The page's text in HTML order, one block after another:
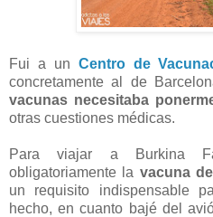
Fui a un Centro de
concretamente al de
vacunas necesitaba
otras cuestiones médicas.
Para viajar a Burkina
obligatoriamente la vacuna
un requisito indispensable
hecho, en cuanto bajé del